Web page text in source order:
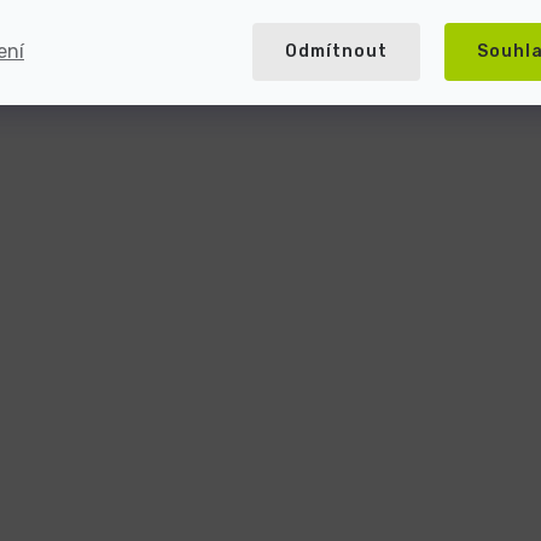
Odmítnout